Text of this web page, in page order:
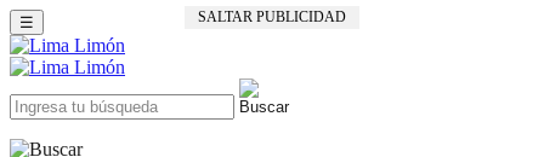
SALTAR PUBLICIDAD
☰